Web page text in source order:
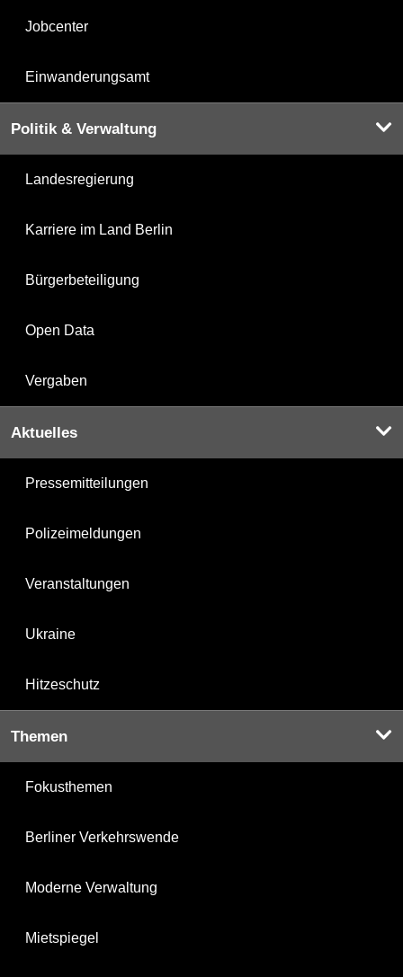
Jobcenter
Einwanderungsamt
Politik & Verwaltung
Landesregierung
Karriere im Land Berlin
Bürgerbeteiligung
Open Data
Vergaben
Aktuelles
Pressemitteilungen
Polizeimeldungen
Veranstaltungen
Ukraine
Hitzeschutz
Themen
Fokusthemen
Berliner Verkehrswende
Moderne Verwaltung
Mietspiegel